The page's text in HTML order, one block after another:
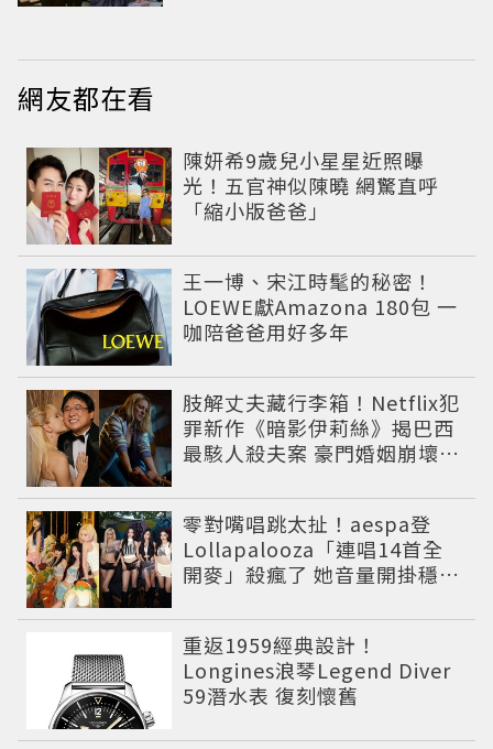
網友都在看
陳妍希9歲兒小星星近照曝
光！五官神似陳曉 網驚直呼
「縮小版爸爸」
王一博、宋江時髦的秘密！
LOEWE獻Amazona 180包 一
咖陪爸爸用好多年
肢解丈夫藏行李箱！Netflix犯
罪新作《暗影伊莉絲》揭巴西
最駭人殺夫案 豪門婚姻崩壞釀
零對嘴唱跳太扯！aespa登
Lollapalooza「連唱14首全
開麥」殺瘋了 她音量開掛穩到
重返1959經典設計！
Longines浪琴Legend Diver
59潛水表 復刻懷舊